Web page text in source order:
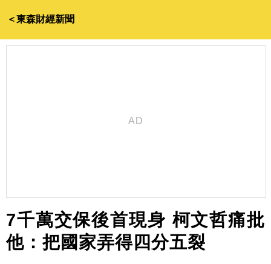
＜東森財經新聞
7千萬交保後首現身 柯文哲痛批
他：把國家弄得四分五裂